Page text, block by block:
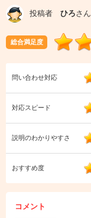
投稿者 ひろさん
総合満足度
問い合わせ対応
対応スピード
説明のわかりやすさ
おすすめ度
コメント